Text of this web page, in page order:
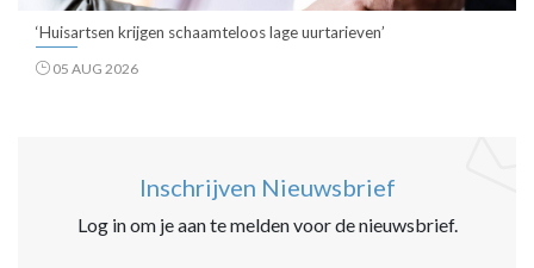
‘Huisartsen krijgen schaamteloos lage uurtarieven’
05 AUG 2026
Inschrijven Nieuwsbrief
Log in om je aan te melden voor de nieuwsbrief.